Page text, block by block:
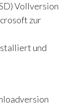
Vollversion
zur
und